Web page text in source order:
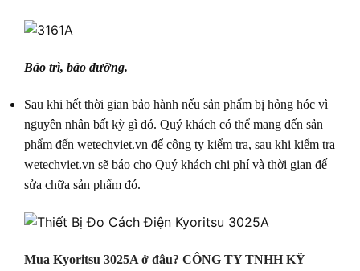
Bảo trì, bảo dưỡng.
Sau khi hết thời gian bảo hành nếu sản phẩm bị hỏng hóc vì
nguyên nhân bất kỳ gì đó. Quý khách có thể mang đến sản
phẩm đến wetechviet.vn để công ty kiểm tra, sau khi kiểm tra
wetechviet.vn sẽ báo cho Quý khách chi phí và thời gian đế
sửa chữa sản phẩm đó.
Mua Kyoritsu 3025A ở đâu? CÔNG TY TNHH KỸ